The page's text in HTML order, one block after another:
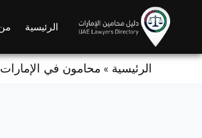
content
الرئيسية
الرئيسية » محامون في الإمارات